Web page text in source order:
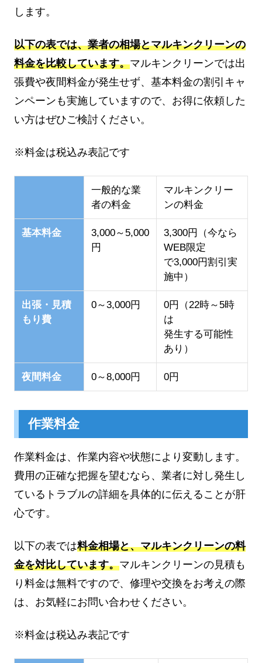
します。
以下の表では、業者の相場とマルキンクリーンの
料金を比較しています。マルキンクリーンでは出
張費や夜間料金が発生せず、基本料金の割引キャ
ンペーンも実施していますので、お得に依頼した
い方はぜひご検討ください。
※料金は税込み表記です
一般的な業
者の料金
マルキンクリー
ンの料金
基本料金
3,000～5,000
円
3,300円（今なら
WEB限定
で3,000円割引実
施中）
出張・見積
もり費
0～3,000円
0円（22時～5時
は
発生する可能性
あり）
夜間料金 0～8,000円 0円
作業料金
作業料金は、作業内容や状態により変動します。
費用の正確な把握を望むなら、業者に対し発生し
ているトラブルの詳細を具体的に伝えることが肝
心です。
以下の表では料金相場と、マルキンクリーンの料
金を対比しています。マルキンクリーンの見積も
り料金は無料ですので、修理や交換をお考えの際
は、お気軽にお問い合わせください。
※料金は税込み表記です